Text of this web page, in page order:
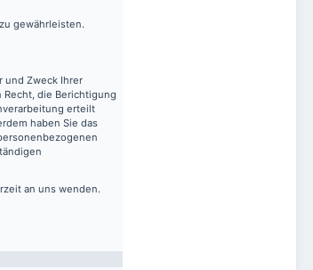
gewährleisten.
und Zweck Ihrer
die Berichtigung
erteilt
haben Sie das
an uns wenden.